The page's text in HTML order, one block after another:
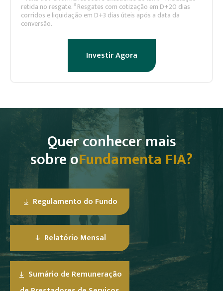
retida no resgate. ³ Resgates com cotização em D+20 dias
corridos e liquidação em D+3 dias úteis após a data da
conversão.
Investir Agora
Quer conhecer mais
sobre oFundamenta FIA?
Regulamento do Fundo
Relatório Mensal
Sumário de Remuneração